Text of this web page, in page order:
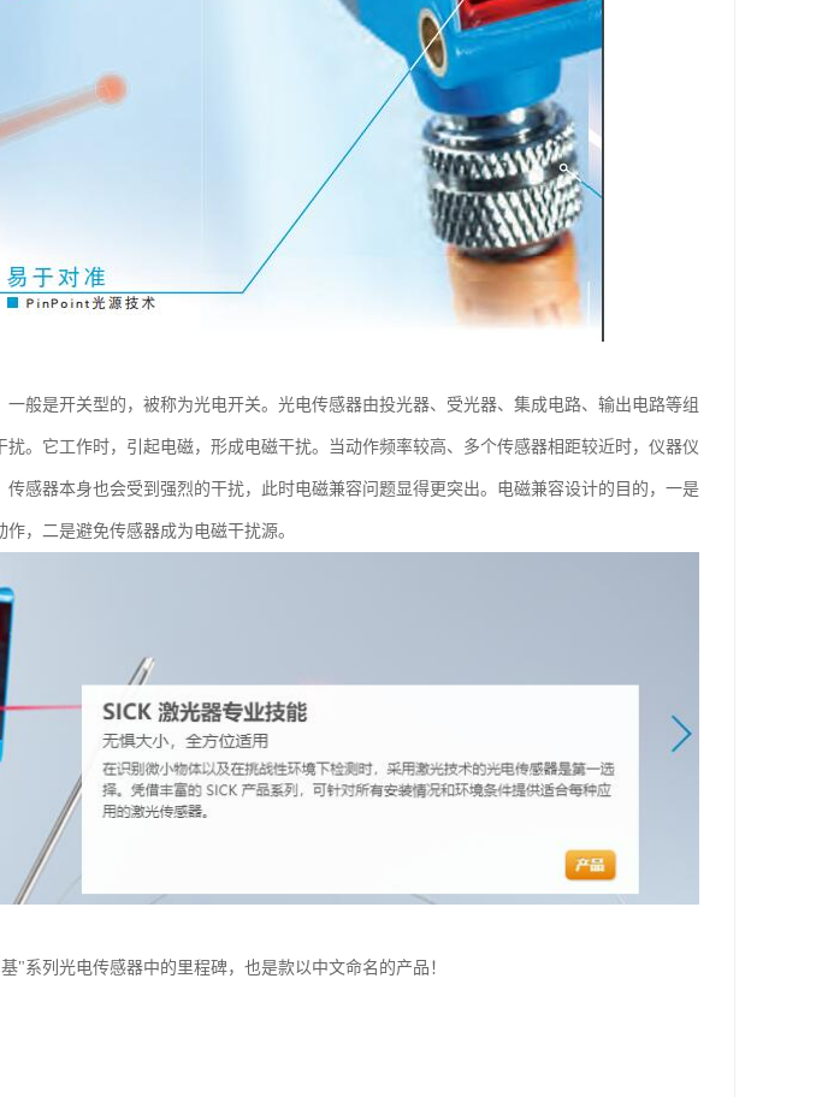
般是开关型的，被称为光电开关。光电传感器由投光器、受光器、集成电路、输出电路等组
。它工作时，引起电磁，形成电磁干扰。当动作频率较高、多个传感器相距较近时，仪器仪
感器本身也会受到强烈的干扰，此时电磁兼容问题显得更突出。电磁兼容设计的目的，一是
，二是避免传感器成为电磁干扰源。
"系列光电传感器中的里程碑，也是款以中文命名的产品！